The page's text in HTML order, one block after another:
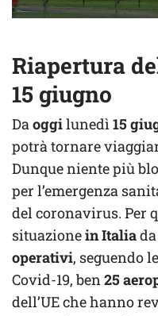
Riapertura
15 giugno
Da oggilunedì 15
potrà tornare
Dunque niente più
per l’emergenza
del coronavirus. Per
situazionein Italia
operativi, seguendo
Covid-19, ben 25
dell’UE che hanno